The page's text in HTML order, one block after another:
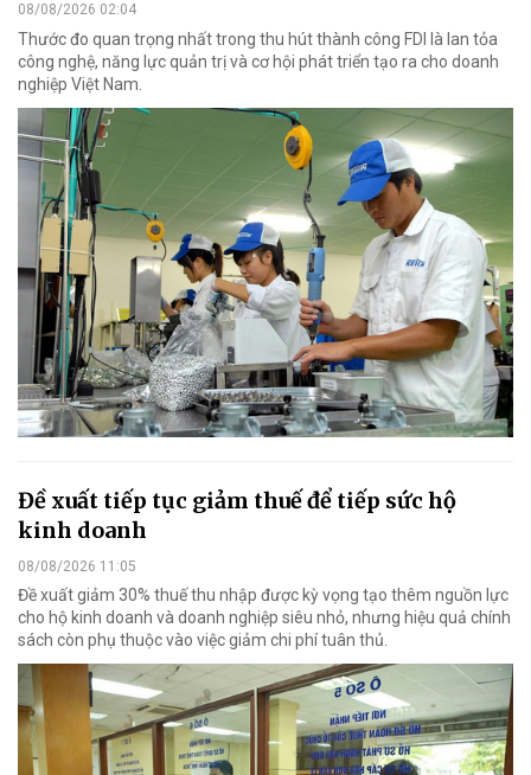
08/08/2026 02:04
Thước đo quan trọng nhất trong thu hút thành công FDI là lan tỏa
công nghệ, năng lực quản trị và cơ hội phát triển tạo ra cho doanh
nghiệp Việt Nam.
Đề xuất tiếp tục giảm thuế để tiếp sức hộ
kinh doanh
08/08/2026 11:05
Đề xuất giảm 30% thuế thu nhập được kỳ vọng tạo thêm nguồn lực
cho hộ kinh doanh và doanh nghiệp siêu nhỏ, nhưng hiệu quả chính
sách còn phụ thuộc vào việc giảm chi phí tuân thủ.